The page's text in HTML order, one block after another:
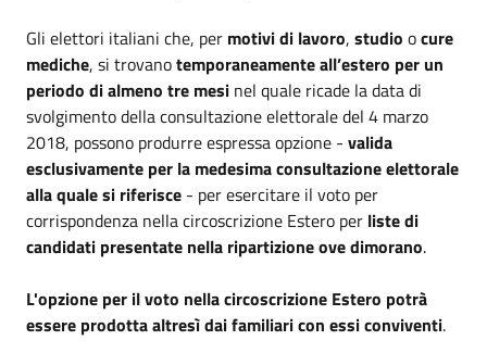
Gli elettori italiani che, per motivi di lavoro, studio ocure
mediche, si trovanotemporaneamente all’estero per un
periodo di almeno tre mesi nel quale ricade la data di
svolgimento della consultazione elettorale del 4 marzo
2018, possono produrre espressa opzione - valida
esclusivamente per la medesima consultazione elettorale
alla quale si riferisce - per esercitare il voto per
corrispondenza nella circoscrizione Estero per liste di
candidati presentate nella ripartizione ove dimorano.
L'opzione per il voto nella circoscrizione Estero potrà
essere prodotta altresì dai familiari con essi conviventi.